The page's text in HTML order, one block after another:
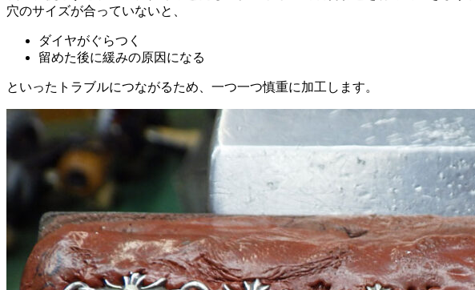
穴のサイズが合っていないと、
ダイヤがぐらつく
留めた後に緩みの原因になる
といったトラブルにつながるため、一つ一つ慎重に加工します。